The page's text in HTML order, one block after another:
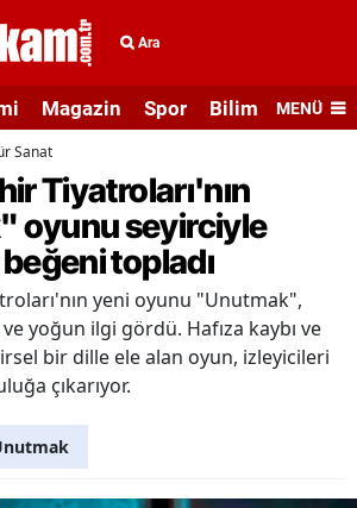
Ara
Magazin Spor Bilim veMENÜ
Sanat
Tiyatroları'nın
oyunu seyirciyle
topladı
yeni oyunu "Unutmak",
yoğun ilgi gördü. Hafıza kaybı ve
bir dille ele alan oyun, izleyicileri
çıkarıyor.